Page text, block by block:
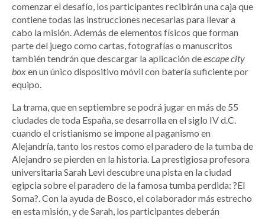
comenzar el desafío, los participantes recibirán una caja que
contiene todas las instrucciones necesarias para llevar a
cabo la misión. Además de elementos físicos que forman
parte del juego como cartas, fotografías o manuscritos
también tendrán que descargar la aplicación deescape city
boxen un único dispositivo móvil con batería suficiente por
equipo.
La trama, que en septiembre se podrá jugar en más de 55
ciudades de toda España, se desarrolla en el siglo IV d.C.
cuando el cristianismo se impone al paganismo en
Alejandría, tanto los restos como el paradero de la tumba de
Alejandro se pierden en la historia. La prestigiosa profesora
universitaria Sarah Levi descubre una pista en la ciudad
egipcia sobre el paradero de la famosa tumba perdida: ?El
Soma?. Con la ayuda de Bosco, el colaborador más estrecho
en esta misión, y de Sarah, los participantes deberán